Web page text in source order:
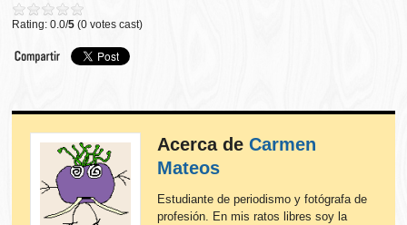
Rating: 0.0/5 (0 votes cast)
Acerca deCarmen
Mateos
Estudiante de periodismo y fotógrafa de
profesión. En mis ratos libres soy la